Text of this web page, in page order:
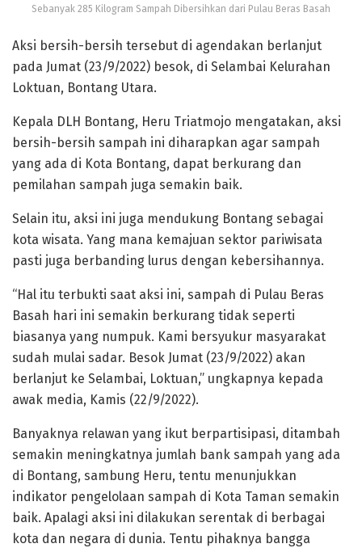
Sebanyak 285 Kilogram Sampah Dibersihkan dari Pulau Beras Basah
Aksi bersih-bersih tersebut di agendakan berlanjut
pada Jumat (23/9/2022) besok, di Selambai Kelurahan
Loktuan, Bontang Utara.
Kepala DLH Bontang, Heru Triatmojo mengatakan, aksi
bersih-bersih sampah ini diharapkan agar sampah
yang ada di Kota Bontang, dapat berkurang dan
pemilahan sampah juga semakin baik.
Selain itu, aksi ini juga mendukung Bontang sebagai
kota wisata. Yang mana kemajuan sektor pariwisata
pasti juga berbanding lurus dengan kebersihannya.
“Hal itu terbukti saat aksi ini, sampah di Pulau Beras
Basah hari ini semakin berkurang tidak seperti
biasanya yang numpuk. Kami bersyukur masyarakat
sudah mulai sadar. Besok Jumat (23/9/2022) akan
berlanjut ke Selambai, Loktuan,” ungkapnya kepada
awak media, Kamis (22/9/2022).
Banyaknya relawan yang ikut berpartisipasi, ditambah
semakin meningkatnya jumlah bank sampah yang ada
di Bontang, sambung Heru, tentu menunjukkan
indikator pengelolaan sampah di Kota Taman semakin
baik. Apalagi aksi ini dilakukan serentak di berbagai
kota dan negara di dunia. Tentu pihaknya bangga